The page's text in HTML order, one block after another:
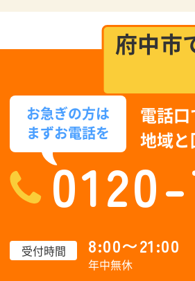
府中市
お急ぎの方は
まずお電話を
電話口
地域
受付時間 8:00〜21:00
年中無休